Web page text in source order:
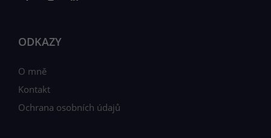
ODKAZY
O mně
Kontakt
Ochrana osobních údajů